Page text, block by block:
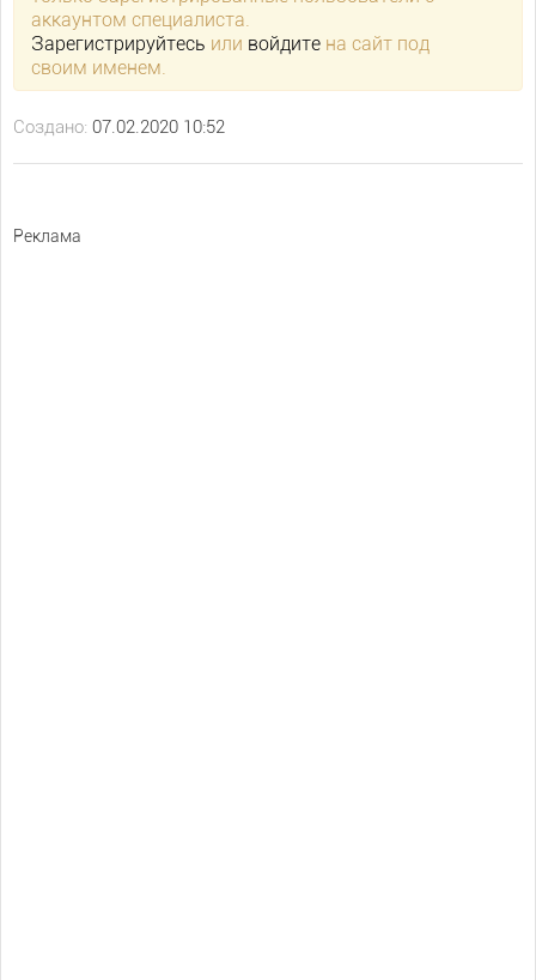
аккаунтом специалиста.
Зарегистрируйтесь или войдите на сайт под
своим именем.
Создано: 07.02.2020 10:52
Реклама